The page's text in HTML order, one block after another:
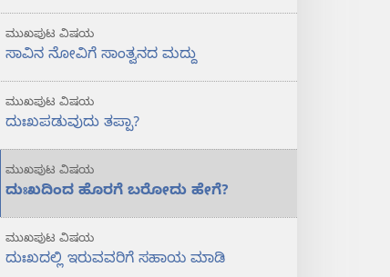
ಮದ್ದು
ಮುಖಪುಟ ವಿಷಯ
ಸಾವಿನ ನೋವಿಗೆ ಸಾಂತ್ವನದ ಮದ್ದು
ಮುಖಪುಟ ವಿಷಯ
ದುಃಖಪಡುವುದು ತಪ್ಪಾ?
ಮುಖಪುಟ ವಿಷಯ
ದುಃಖದಿಂದ ಹೊರಗೆ ಬರೋದು ಹೇಗೆ?
ಮುಖಪುಟ ವಿಷಯ
ದುಃಖದಲ್ಲಿ ಇರುವವರಿಗೆ ಸಹಾಯ ಮಾಡಿ